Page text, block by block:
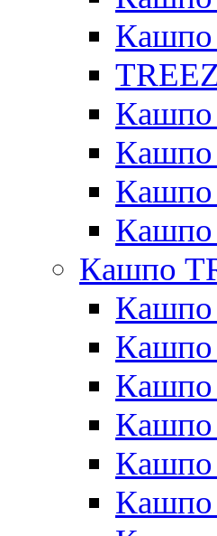
Кашпо
Кашпо
Кашпо
Кашпо
Кашпо
Кашпо
Кашпо
Кашпо
Кашпо
Кашпо
Кашпо
Кашпо